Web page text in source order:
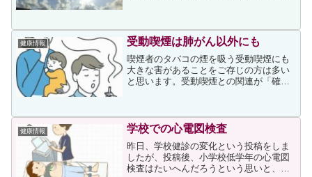
まさにそれに当たります。負債は早く帳
消しにしたいものですが、...
健康情報 受動喫煙は肺がん以外にも
喫煙者のタバコの煙を吸う受動喫煙にも
大きな害があることをご存じの方は多い
と思います。受動喫煙との関連が「確
（SIDS）の4疾患について、超過死亡数
を推定した結果によると、わが国...
健康情報 学校での心電図検査
昨日、学校健診の変化という投稿をしま
したが、投稿後、小学校低学年の心電図
検査はたいへんだろうという思いと、い